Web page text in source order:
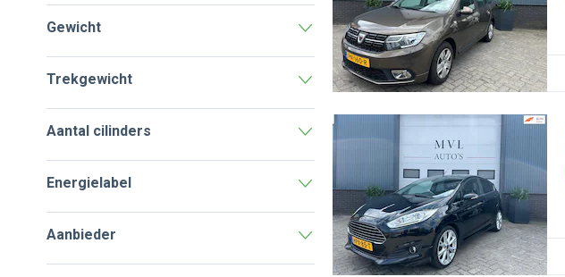
Gewicht
Trekgewicht
Aantal cilinders
Energielabel
Aanbieder